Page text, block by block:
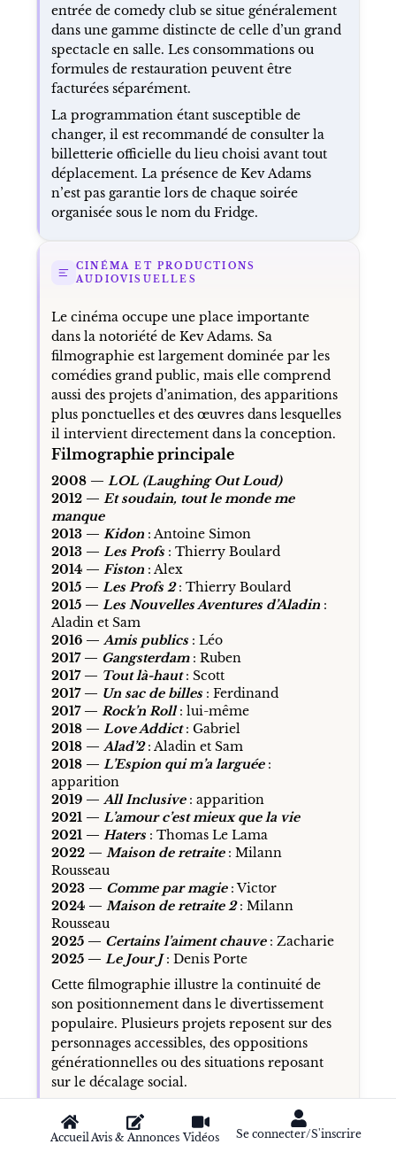
AccueilAvis & Annonces Vidéos Se connecter/S'inscrire
entrée de comedy club se situe généralement
dans une gamme distincte de celle d’un grand
spectacle en salle. Les consommations ou
formules de restauration peuvent être
facturées séparément.
La programmation étant susceptible de
changer, il est recommandé de consulter la
billetterie officielle du lieu choisi avant tout
déplacement. La présence de Kev Adams
n’est pas garantie lors de chaque soirée
organisée sous le nom du Fridge.
CINÉMA ET PRODUCTIONS
AUDIOVISUELLES
Le cinéma occupe une place importante
dans la notoriété de Kev Adams. Sa
filmographie est largement dominée par les
comédies grand public, mais elle comprend
aussi des projets d’animation, des apparitions
plus ponctuelles et des œuvres dans lesquelles
il intervient directement dans la conception.
Filmographie principale
2008 — LOL (Laughing Out Loud)
2012 — Et soudain, tout le monde me
manque
2013 — Kidon: Antoine Simon
2013 — Les Profs: Thierry Boulard
2014 — Fiston: Alex
2015 — Les Profs 2: Thierry Boulard
2015 — Les Nouvelles Aventures d’Aladin:
Aladin et Sam
2016 — Amis publics: Léo
2017 — Gangsterdam: Ruben
2017 — Tout là-haut: Scott
2017 — Un sac de billes: Ferdinand
2017 — Rock’n Roll: lui-même
2018 — Love Addict: Gabriel
2018 — Alad’2: Aladin et Sam
2018 — L’Espion qui m’a larguée:
apparition
2019 — All Inclusive: apparition
2021 — L’amour c’est mieux que la vie
2021 — Haters: Thomas Le Lama
2022 — Maison de retraite: Milann
Rousseau
2023 — Comme par magie: Victor
2024 — Maison de retraite 2: Milann
Rousseau
2025 — Certains l’aiment chauve: Zacharie
2025 — Le Jour J: Denis Porte
Cette filmographie illustre la continuité de
son positionnement dans le divertissement
populaire. Plusieurs projets reposent sur des
personnages accessibles, des oppositions
générationnelles ou des situations reposant
sur le décalage social.
Animation et doublage